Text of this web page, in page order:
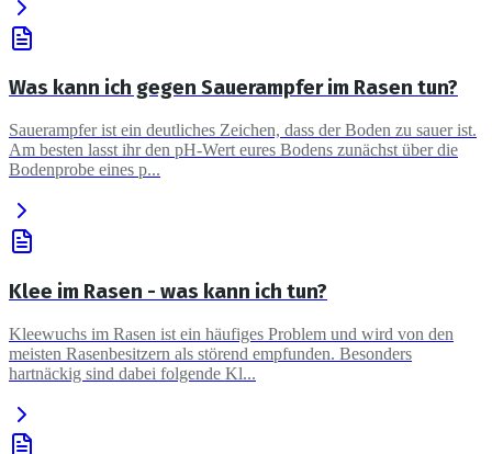
Was kann ich gegen Sauerampfer im Rasen tun?
Sauerampfer ist ein deutliches Zeichen, dass der Boden zu sauer ist.
Am besten lasst ihr den pH-Wert eures Bodens zunächst über die
Bodenprobe eines p...
Klee im Rasen - was kann ich tun?
Kleewuchs im Rasen ist ein häufiges Problem und wird von den
meisten Rasenbesitzern als störend empfunden. Besonders
hartnäckig sind dabei folgende Kl...